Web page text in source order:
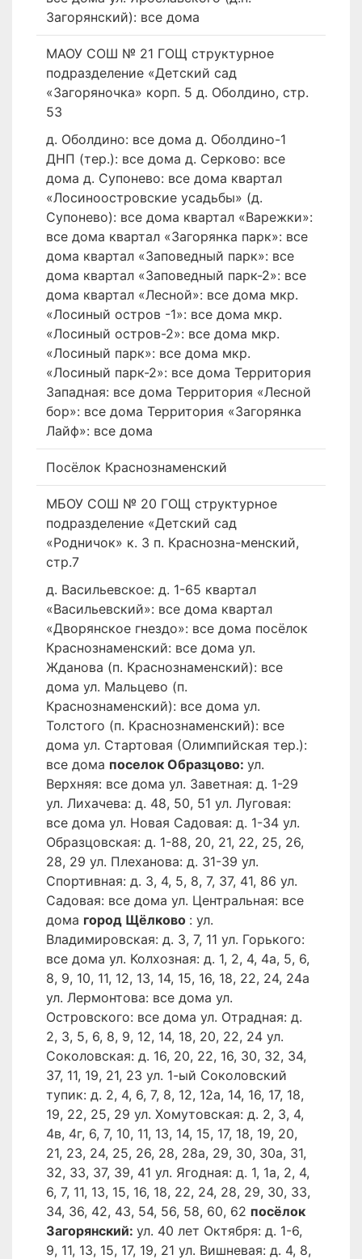
Загорянский): все дома
МАОУ СОШ № 21 ГОЩ структурное
подразделение «Детский сад
«Загоряночка» корп. 5 д. Оболдино, стр.
53
д. Оболдино: все дома д. Оболдино-1
ДНП (тер.): все дома д. Серково: все
дома д. Супонево: все дома квартал
«Лосиноостровские усадьбы» (д.
Супонево): все дома квартал «Варежки»:
все дома квартал «Загорянка парк»: все
дома квартал «Заповедный парк»: все
дома квартал «Заповедный парк-2»: все
дома квартал «Лесной»: все дома мкр.
«Лосиный остров -1»: все дома мкр.
«Лосиный остров-2»: все дома мкр.
«Лосиный парк»: все дома мкр.
«Лосиный парк-2»: все дома Территория
Западная: все дома Территория «Лесной
бор»: все дома Территория «Загорянка
Лайф»: все дома
Посёлок Краснознаменский
МБОУ СОШ № 20 ГОЩ структурное
подразделение «Детский сад
«Родничок» к. 3 п. Краснозна-менский,
стр.7
д. Васильевское: д. 1-65 квартал
«Васильевский»: все дома квартал
«Дворянское гнездо»: все дома посёлок
Краснознаменский: все дома ул.
Жданова (п. Краснознаменский): все
дома ул. Мальцево (п.
Краснознаменский): все дома ул.
Толстого (п. Краснознаменский): все
дома ул. Стартовая (Олимпийская тер.):
все дома поселок Образцово: ул.
Верхняя: все дома ул. Заветная: д. 1-29
ул. Лихачева: д. 48, 50, 51 ул. Луговая:
все дома ул. Новая Садовая: д. 1-34 ул.
Образцовская: д. 1-88, 20, 21, 22, 25, 26,
28, 29 ул. Плеханова: д. 31-39 ул.
Спортивная: д. 3, 4, 5, 8, 7, 37, 41, 86 ул.
Садовая: все дома ул. Центральная: все
дома город Щёлково : ул.
Владимировская: д. 3, 7, 11 ул. Горького:
все дома ул. Колхозная: д. 1, 2, 4, 4а, 5, 6,
8, 9, 10, 11, 12, 13, 14, 15, 16, 18, 22, 24, 24а
ул. Лермонтова: все дома ул.
Островского: все дома ул. Отрадная: д.
2, 3, 5, 6, 8, 9, 12, 14, 18, 20, 22, 24 ул.
Соколовская: д. 16, 20, 22, 16, 30, 32, 34,
37, 11, 19, 21, 23 ул. 1-ый Соколовский
тупик: д. 2, 4, 6, 7, 8, 12, 12а, 14, 16, 17, 18,
19, 22, 25, 29 ул. Хомутовская: д. 2, 3, 4,
4в, 4г, 6, 7, 10, 11, 13, 14, 15, 17, 18, 19, 20,
21, 23, 24, 25, 26, 28, 28а, 29, 30, 30а, 31,
32, 33, 37, 39, 41 ул. Ягодная: д. 1, 1а, 2, 4,
6, 7, 11, 13, 15, 16, 18, 22, 24, 28, 29, 30, 33,
34, 36, 42, 43, 54, 56, 58, 60, 62 посёлок
Загорянский: ул. 40 лет Октября: д. 1-6,
9, 11, 13, 15, 17, 19, 21 ул. Вишневая: д. 4, 8,